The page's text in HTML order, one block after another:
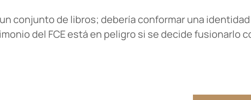
conjunto de libros; debería conformar una
del FCE está en peligro si se decide fusionarlo